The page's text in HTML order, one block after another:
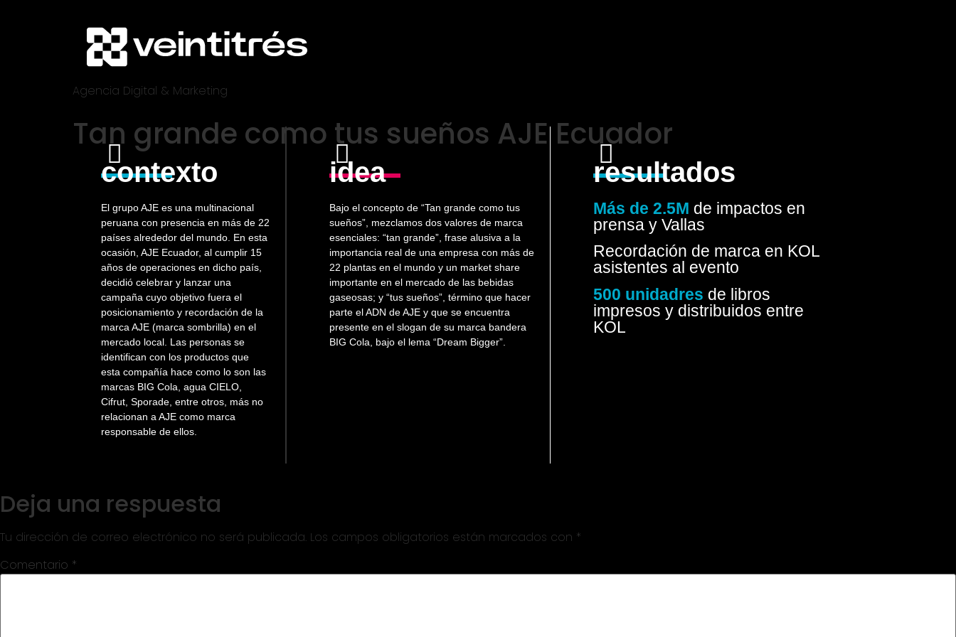
Agencia Digital & Marketing
Tan grande como tus sueños AJE Ecuador
contexto
El grupo AJE es una multinacional
peruana con presencia en más de 22
países alrededor del mundo. En esta
ocasión, AJE Ecuador, al cumplir 15
años de operaciones en dicho país,
decidió celebrar y lanzar una
campaña cuyo objetivo fuera el
posicionamiento y recordación de la
marca AJE (marca sombrilla) en el
mercado local. Las personas se
identifican con los productos que
esta compañía hace como lo son las
marcas BIG Cola, agua CIELO,
Cifrut, Sporade, entre otros, más no
relacionan a AJE como marca
responsable de ellos.
idea
Bajo el concepto de “Tan grande como tus
sueños”, mezclamos dos valores de marca
esenciales: “tan grande”, frase alusiva a la
importancia real de una empresa con más de
22 plantas en el mundo y un market share
importante en el mercado de las bebidas
gaseosas; y “tus sueños”, término que hacer
parte el ADN de AJE y que se encuentra
presente en el slogan de su marca bandera
BIG Cola, bajo el lema “Dream Bigger”.
resultados
Más de 2.5M de impactos en
prensa y Vallas
Recordación de marca en KOL
asistentes al evento
500 unidadres de libros
impresos y distribuidos entre
KOL
Deja una respuesta
Tu dirección de correo electrónico no será publicada. Los campos obligatorios están marcados con *
Comentario *